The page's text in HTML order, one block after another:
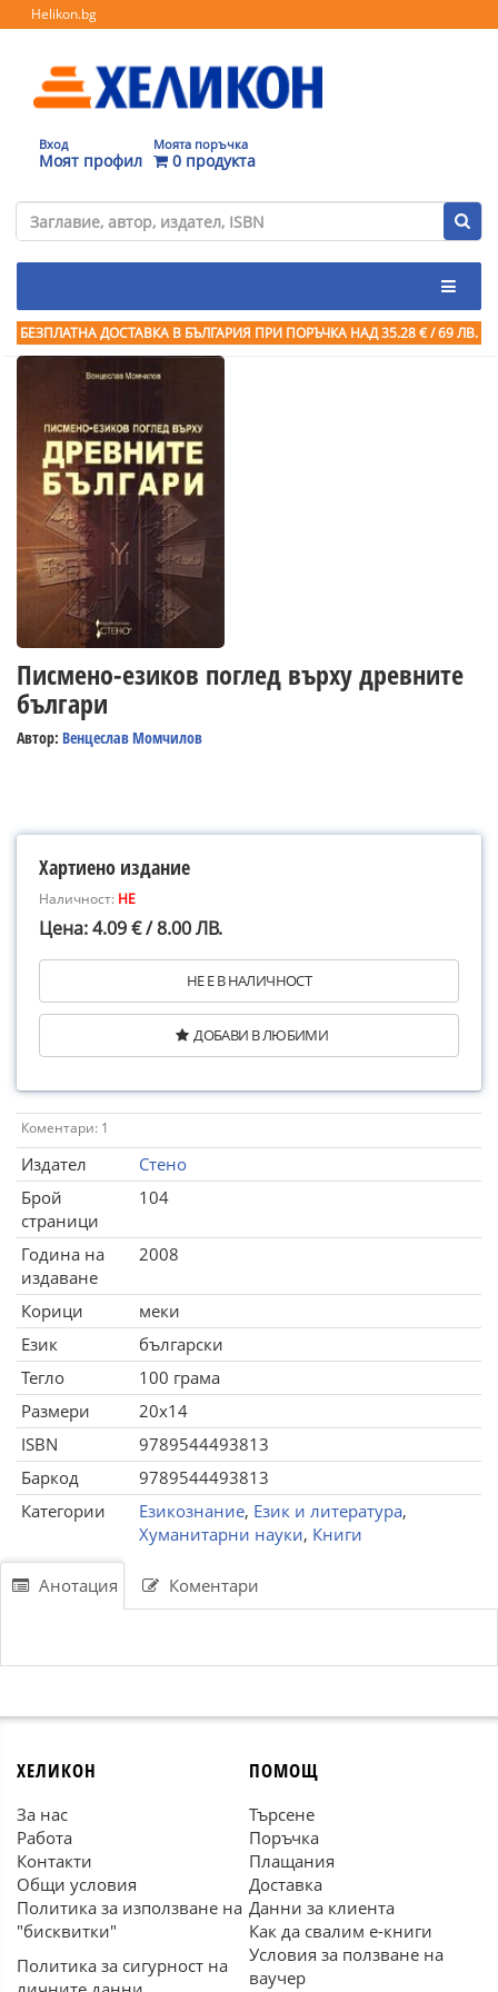
Helikon.bg
Вход
Моят профил
Моята поръчка
0 продукта
БЕЗПЛАТНА ДОСТАВКА В БЪЛГАРИЯ ПРИ ПОРЪЧКА НАД 35.28 € / 69 ЛВ.
Писмено-езиков поглед върху древните
българи
Автор: Венцеслав Момчилов
Хартиено издание
Наличност: НЕ
Цена: 4.09 € / 8.00 ЛВ.
НЕ Е В НАЛИЧНОСТ
ДОБАВИ В ЛЮБИМИ
Коментари: 1
Издател
Стено
Брой
страници
104
Година на
издаване
2008
Корици
меки
Език
български
Тегло
100 грама
Размери
20x14
ISBN
9789544493813
Баркод
9789544493813
Категории
Езикознание, Език и литература,
Хуманитарни науки, Книги
Анотация Коментари
ХЕЛИКОН
За нас
Работа
Контакти
Общи условия
Политика за използване на
"бисквитки"
Политика за сигурност на
ПОМОЩ
Търсене
Поръчка
Плащания
Доставка
Данни за клиента
Как да свалим е-книги
Условия за ползване на
ваучер